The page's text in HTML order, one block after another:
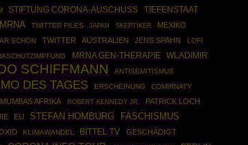
STIFTUNG CORONA-AUSCHUSS TIEFENSTAAT
MRNA TWITTER FILES JAPAN SKEPTIKER MEXIKO
SCHÖN TWITTER AUSTRALIEN JENS SPAHN LOFI
MRNA GEN-THERAPIE
WLADIMIR
SCHIFFMANN ANTISEMITISMUS
DES TAGES ERSCHEINUNG COMIRNATY
AFRIKA ROBERT KENNEDY JR.
PATRICK LOCH
EU STEFAN HOMBURG FASCHISMUS
KLIMAWANDEL BITTEL TV GESCHÄDIGT